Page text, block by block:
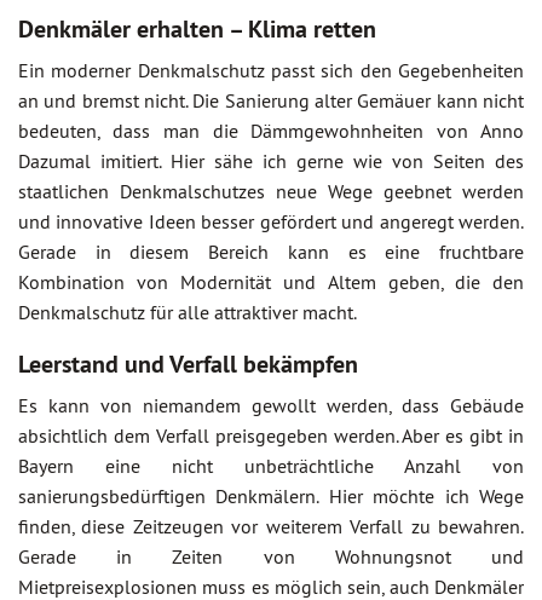
Denkmäler erhalten – Klima retten
Ein moderner Denkmalschutz passt sich den Gegebenheiten
an und bremst nicht. Die Sanierung alter Gemäuer kann nicht
bedeuten, dass man die Dämmgewohnheiten von Anno
Dazumal imitiert. Hier sähe ich gerne wie von Seiten des
staatlichen Denkmalschutzes neue Wege geebnet werden
und innovative Ideen besser gefördert und angeregt werden.
Gerade in diesem Bereich kann es eine fruchtbare
Kombination von Modernität und Altem geben, die den
Denkmalschutz für alle attraktiver macht.
Leerstand und Verfall bekämpfen
Es kann von niemandem gewollt werden, dass Gebäude
absichtlich dem Verfall preisgegeben werden. Aber es gibt in
Bayern eine nicht unbeträchtliche Anzahl von
sanierungsbedürftigen Denkmälern. Hier möchte ich Wege
finden, diese Zeitzeugen vor weiterem Verfall zu bewahren.
Gerade in Zeiten von Wohnungsnot und
Mietpreisexplosionen muss es möglich sein, auch Denkmäler